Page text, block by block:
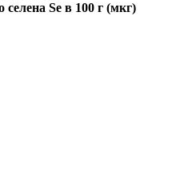
селена Se в 100 г (мкг)